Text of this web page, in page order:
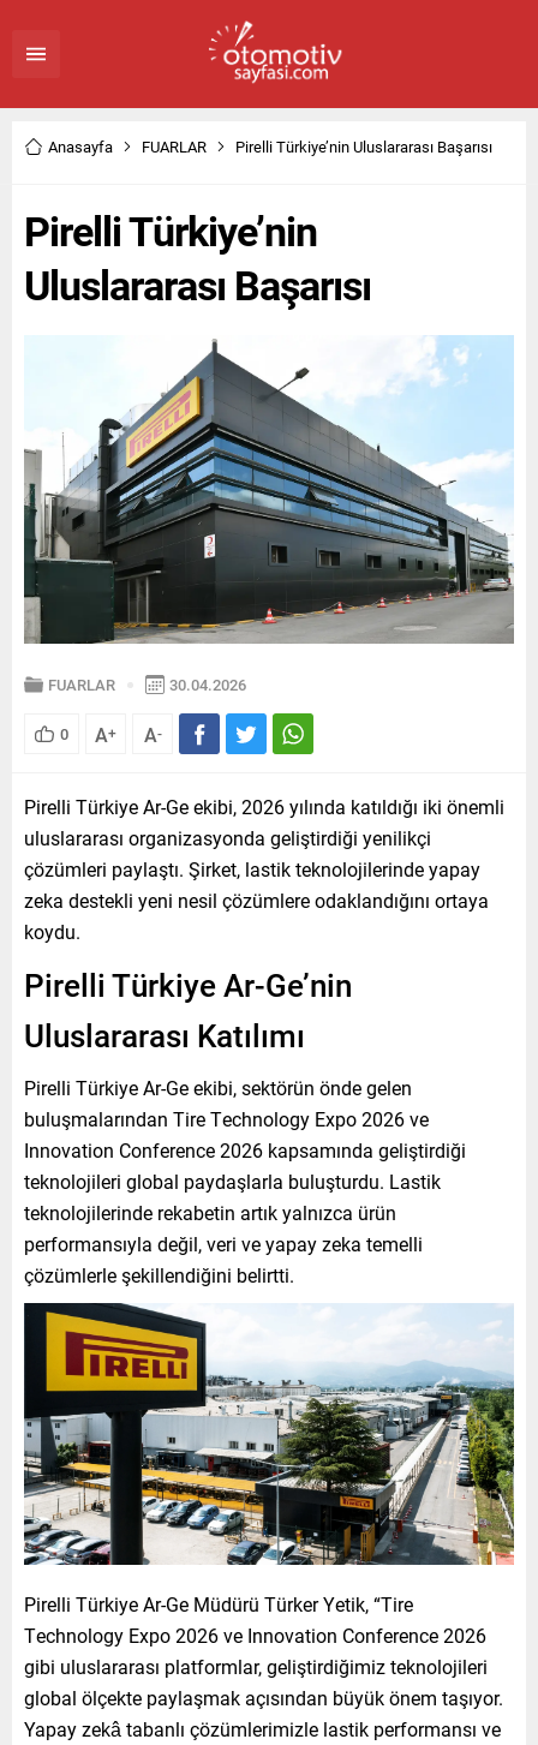
Anasayfa FUARLAR Pirelli Türkiye’nin Uluslararası Başarısı
Pirelli Türkiye’nin
Uluslararası Başarısı
FUARLAR 30.04.2026
0 A+ A-
Pirelli Türkiye Ar-Ge ekibi, 2026 yılında katıldığı iki önemli
uluslararası organizasyonda geliştirdiği yenilikçi
çözümleri paylaştı. Şirket, lastik teknolojilerinde yapay
zeka destekli yeni nesil çözümlere odaklandığını ortaya
koydu.
Pirelli Türkiye Ar-Ge’nin
Uluslararası Katılımı
Pirelli Türkiye Ar-Ge ekibi, sektörün önde gelen
buluşmalarından Tire Technology Expo 2026 ve
Innovation Conference 2026 kapsamında geliştirdiği
teknolojileri global paydaşlarla buluşturdu. Lastik
teknolojilerinde rekabetin artık yalnızca ürün
performansıyla değil, veri ve yapay zeka temelli
çözümlerle şekillendiğini belirtti.
Pirelli Türkiye Ar-Ge Müdürü Türker Yetik, “Tire
Technology Expo 2026 ve Innovation Conference 2026
gibi uluslararası platformlar, geliştirdiğimiz teknolojileri
global ölçekte paylaşmak açısından büyük önem taşıyor.
Yapay zekâ tabanlı çözümlerimizle lastik performansı ve